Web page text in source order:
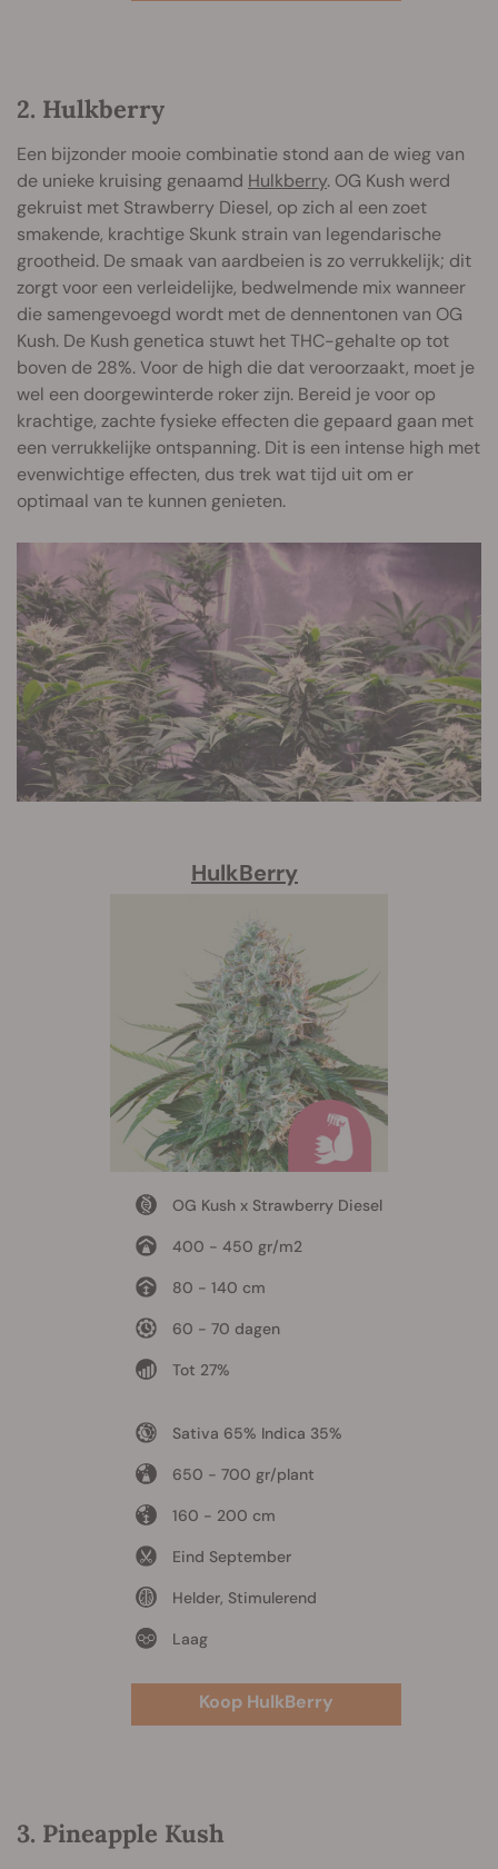
2. Hulkberry
Een bijzonder mooie combinatie stond aan de wieg van
de unieke kruising genaamd Hulkberry. OG Kush werd
gekruist met Strawberry Diesel, op zich al een zoet
smakende, krachtige Skunk strain van legendarische
grootheid. De smaak van aardbeien is zo verrukkelijk; dit
zorgt voor een verleidelijke, bedwelmende mix wanneer
die samengevoegd wordt met de dennentonen van OG
Kush. De Kush genetica stuwt het THC-gehalte op tot
boven de 28%. Voor de high die dat veroorzaakt, moet je
wel een doorgewinterde roker zijn. Bereid je voor op
krachtige, zachte fysieke effecten die gepaard gaan met
een verrukkelijke ontspanning. Dit is een intense high met
evenwichtige effecten, dus trek wat tijd uit om er
optimaal van te kunnen genieten.
HulkBerry
OG Kush x Strawberry Diesel
400 - 450 gr/m2
80 - 140 cm
60 - 70 dagen
Tot 27%
Sativa 65% Indica 35%
650 - 700 gr/plant
160 - 200 cm
Eind September
Helder, Stimulerend
Laag
Koop HulkBerry
3. Pineapple Kush